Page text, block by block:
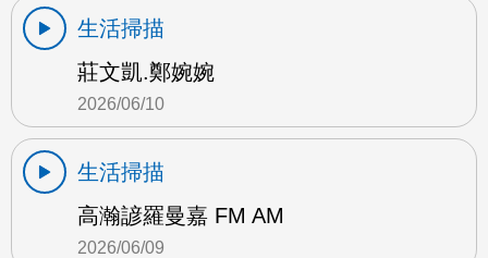
生活掃描
莊文凱.鄭婉婉
2026/06/10
生活掃描
高瀚諺羅曼嘉 FM AM
2026/06/09